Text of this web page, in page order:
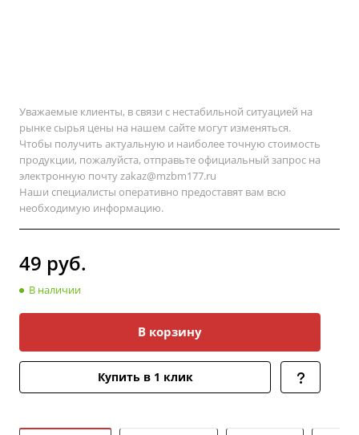
Уважаемые клиенты, в связи с нестабильной ситуацией на
рынке сырья цены на нашем сайте могут изменяться.
Чтобы получить актуальную и наиболее точную стоимость
продукции, пожалуйста, отправьте официальный запрос на
электронную почтуzakaz@mzbm177.ru
Наши специалисты оперативно предоставят вам всю
необходимую информацию.
49 руб.
В наличии
В корзину
Купить в 1 клик